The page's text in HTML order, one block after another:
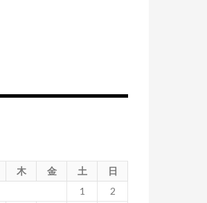
木 金 土
日
1
2